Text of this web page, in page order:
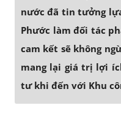
nước đã tin tưởng
Phước làm đối tác
cam kết sẽ không
mang lại giá trị lợi
tư khi đến với Khu